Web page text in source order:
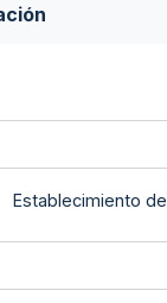
Establecimiento